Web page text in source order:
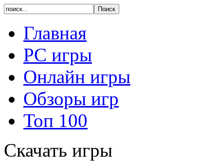
Главная
PC игры
Онлайн игры
Обзоры игр
Топ 100
Скачать игры